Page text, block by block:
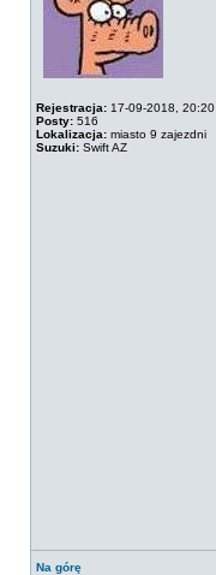
Rejestracja: 17-09-2018, 20:20
Posty: 516
Lokalizacja: miasto 9 zajezdni
Suzuki: Swift AZ
Na górę